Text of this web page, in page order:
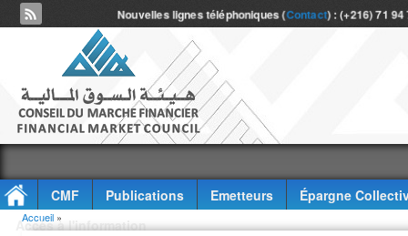
Nouvelles lignes téléphoniques (Contact) : (+216) 71
CMF Publications Emetteurs
Épargne
Accès à l'information
Vous êtes ici
Accueil »